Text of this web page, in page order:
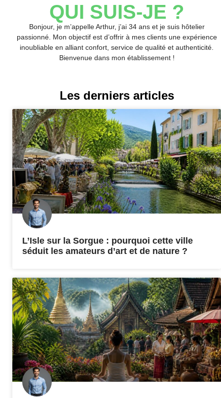
QUI SUIS-JE ?
Bonjour, je m’appelle Arthur, j’ai 34 ans et je suis hôtelier
passionné. Mon objectif est d’offrir à mes clients une expérience
inoubliable en alliant confort, service de qualité et authenticité.
Bienvenue dans mon établissement !
Les derniers articles
L’Isle sur la Sorgue : pourquoi cette ville
séduit les amateurs d’art et de nature ?